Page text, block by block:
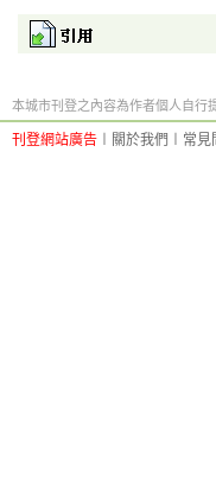
本城市刊登之內容為作者個人自行
刊登網站廣告 關於我們 常見